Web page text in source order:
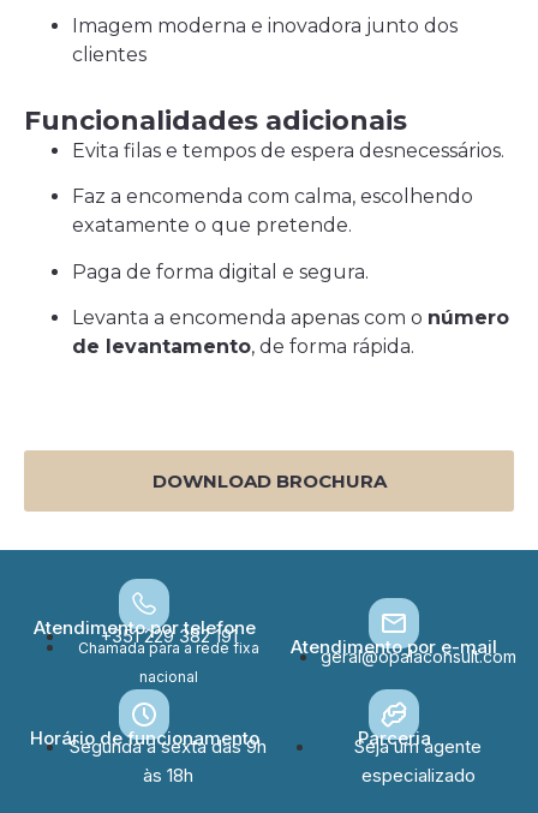
Imagem moderna e inovadora junto dos
clientes
Funcionalidades adicionais
Evita filas e tempos de espera desnecessários.
Faz a encomenda com calma, escolhendo
exatamente o que pretende.
Paga de forma digital e segura.
Levanta a encomenda apenas com o número
de levantamento, de forma rápida.
DOWNLOAD BROCHURA
Atendimento por telefone
+351 229 382 191
Chamada para a rede fixa
nacional
Atendimento por e-mail
geral@opalaconsult.com
Horário de funcionamento
Segunda a sexta das 9h
às 18h
Parceria
Seja um agente
especializado